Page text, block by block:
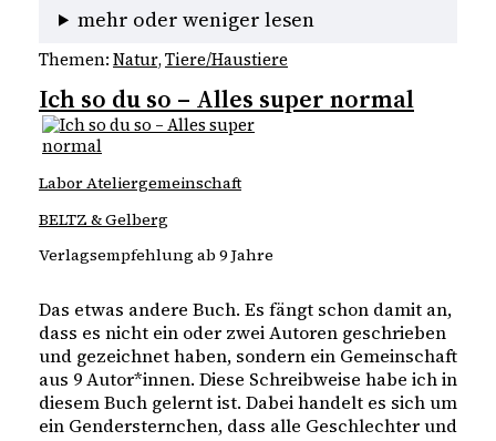
mehr oder weniger lesen
Themen: Natur, Tiere/Haustiere
Ich so du so – Alles super normal
Labor Ateliergemeinschaft
BELTZ & Gelberg
Verlagsempfehlung ab 9 Jahre
Das etwas andere Buch. Es fängt schon damit an,
dass es nicht ein oder zwei Autoren geschrieben
und gezeichnet haben, sondern ein Gemeinschaft
aus 9 Autor*innen. Diese Schreibweise habe ich in
diesem Buch gelernt ist. Dabei handelt es sich um
ein Gendersternchen, dass alle Geschlechter und